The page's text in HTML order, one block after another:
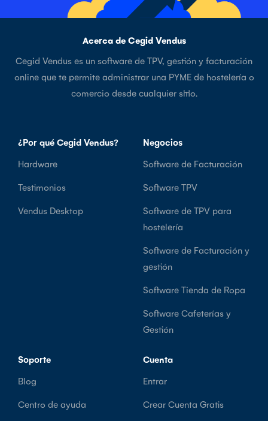
Acerca de Cegid Vendus
Cegid Vendus es un software de TPV, gestión y facturación
online que te permite administrar una PYME de hostelería o
comercio desde cualquier sitio.
¿Por qué Cegid Vendus?
Hardware
Testimonios
Vendus Desktop
Negocios
Software de Facturación
Software TPV
Software de TPV para
hostelería
Software de Facturación y
gestión
Software Tienda de Ropa
Software Cafeterías y
Gestión
Soporte
Blog
Centro de ayuda
Cuenta
Entrar
Crear Cuenta Gratis